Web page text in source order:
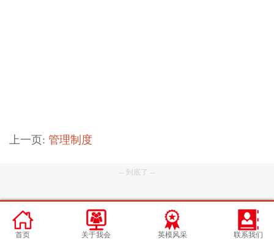
上一页: 管理制度
-- 到底了 --
首页 关于我会 英模风采 联系我们